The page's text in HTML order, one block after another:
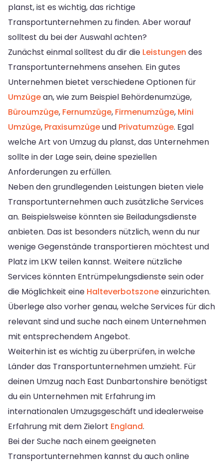
planst, ist es wichtig, das richtige
Transportunternehmen zu finden. Aber worauf
solltest du bei der Auswahl achten?
Zunächst einmal solltest du dir die Leistungen des
Transportunternehmens ansehen. Ein gutes
Unternehmen bietet verschiedene Optionen für
Umzügean, wie zum Beispiel Behördenumzüge,
Büroumzüge, Fernumzüge, Firmenumzüge, Mini
Umzüge, Praxisumzügeund Privatumzüge. Egal
welche Art von Umzug du planst, das Unternehmen
sollte in der Lage sein, deine speziellen
Anforderungen zu erfüllen.
Neben den grundlegenden Leistungen bieten viele
Transportunternehmen auch zusätzliche Services
an. Beispielsweise könnten sie Beiladungsdienste
anbieten. Das ist besonders nützlich, wenn du nur
wenige Gegenstände transportieren möchtest und
Platz im LKW teilen kannst. Weitere nützliche
Services könnten Entrümpelungsdienste sein oder
die Möglichkeit eine Halteverbotszoneeinzurichten.
Überlege also vorher genau, welche Services für dich
relevant sind und suche nach einem Unternehmen
mit entsprechendem Angebot.
Weiterhin ist es wichtig zu überprüfen, in welche
Länder das Transportunternehmen umzieht. Für
deinen Umzug nach East Dunbartonshire benötigst
du ein Unternehmen mit Erfahrung im
internationalen Umzugsgeschäft und idealerweise
Erfahrung mit dem Zielort England.
Bei der Suche nach einem geeigneten
Transportunternehmen kannst du auch online